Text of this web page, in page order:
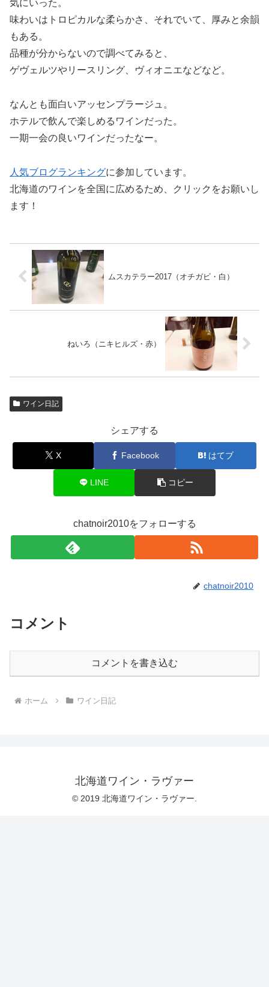
気にいった。
味わいはトロピカルな柔らかさ、それでいて、厚みと余韻
もある。
品種が分からないので調べてみると、
ゲヴェルツやリースリング、ヴィオニエなどなど。
なんとも面白いアッセンプラージュ。
ホテルで飲んで楽しめるワインだった。
一期一会の良いワインだったなー。
人気ブログランキングに参加しています。
北海道のワインを全国に広めるため、クリックをお願いし
ます！
ムスカテラー2017（オチガビ・白）
ねいろ（ニキヒルズ・赤）
ワイン日記
シェアする
X Facebook はてブ
LINE コピー
chatnoir2010をフォローする
chatnoir2010
コメント
コメントを書き込む
ホーム ワイン日記
北海道ワイン・ラヴァー
© 2019 北海道ワイン・ラヴァー.